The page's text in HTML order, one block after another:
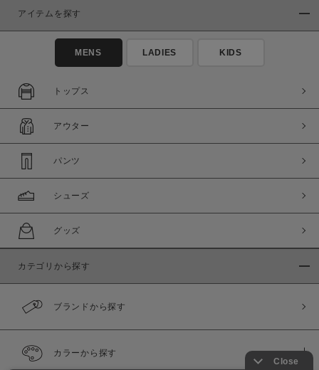
アイテムを探す
MENS LADIES KIDS
トップス
アウター
パンツ
シューズ
グッズ
カテゴリから探す
ブランドから探す
カラーから探す